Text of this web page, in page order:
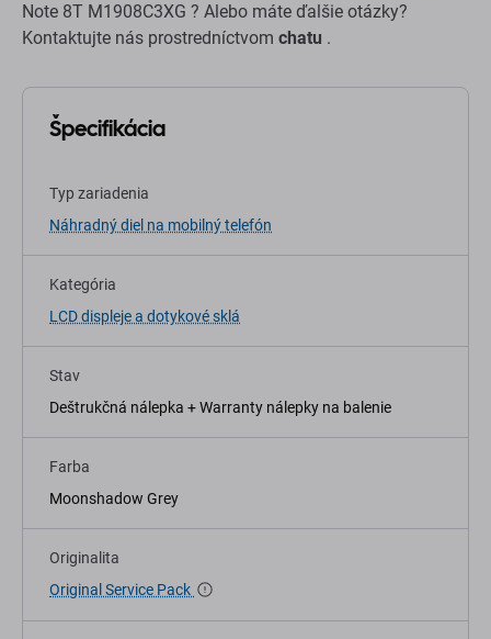
Note 8T M1908C3XG ? Alebo máte ďalšie otázky?
Kontaktujte nás prostredníctvom chatu .
Špecifikácia
Typ zariadenia
Náhradný diel na mobilný telefón
Kategória
LCD displeje a dotykové sklá
Stav
Deštrukčná nálepka + Warranty nálepky na balenie
Farba
Moonshadow Grey
Originalita
Original Service Pack